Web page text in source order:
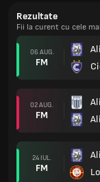
Rezultate
Fii la curent cu cele
06 AUG.
FM
02 AUG.
FM
24 IUL.
FM